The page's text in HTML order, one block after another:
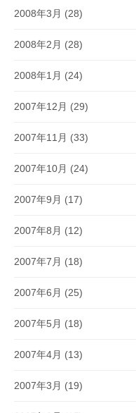
2008年3月 (28)
2008年2月 (28)
2008年1月 (24)
2007年12月 (29)
2007年11月 (33)
2007年10月 (24)
2007年9月 (17)
2007年8月 (12)
2007年7月 (18)
2007年6月 (25)
2007年5月 (18)
2007年4月 (13)
2007年3月 (19)